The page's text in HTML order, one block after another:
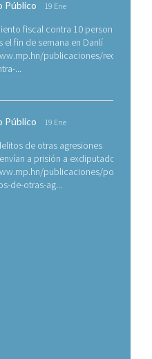
Público 19 Ene
fiscal contra 10 personas
el fin de semana en Danlí
publicaciones/
...
Público 19 Ene
de otras agresiones
a prisión a exdiputado
publicaciones/por-
de-otras-ag...